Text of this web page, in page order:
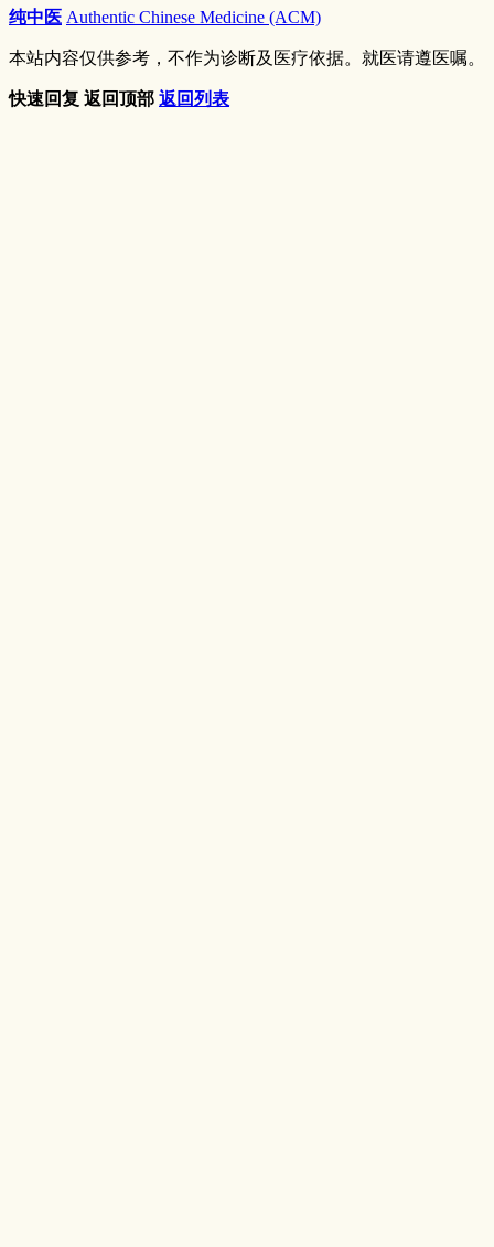
纯中医 Authentic Chinese Medicine (ACM)
本站内容仅供参考，不作为诊断及医疗依据。就医请遵医嘱。
快速回复 返回顶部 返回列表